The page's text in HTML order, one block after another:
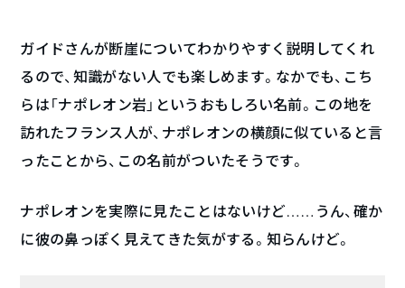
ガイドさんが断崖についてわかりやすく説明してくれ
るので、知識がない人でも楽しめます。なかでも、こち
らは「ナポレオン岩」というおもしろい名前。この地を
訪れたフランス人が、ナポレオンの横顔に似ていると言
ったことから、この名前がついたそうです。
ナポレオンを実際に見たことはないけど……うん、確か
に彼の鼻っぽく見えてきた気がする。知らんけど。